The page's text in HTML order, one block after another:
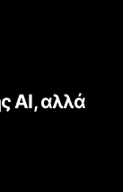
AI, αλλά